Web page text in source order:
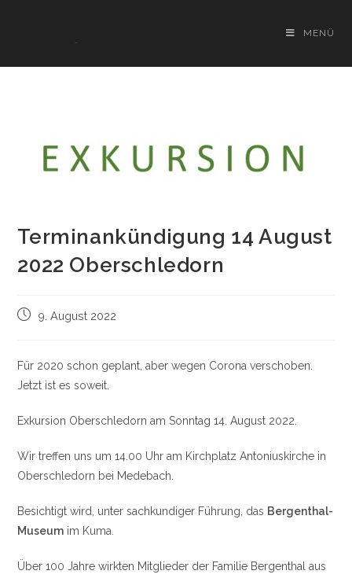
MENÜ
Terminankündigung 14 August
2022 Oberschledorn
Beitrag9. August 2022
Für 2020 schon geplant, aber wegen Corona verschoben.
Jetzt ist es soweit.
Exkursion Oberschledorn am Sonntag 14. August 2022.
Wir treffen uns um 14.00 Uhr am Kirchplatz Antoniuskirche in
Oberschledorn bei Medebach.
Besichtigt wird, unter sachkundiger Führung, das Bergenthal-
Museum im Kuma.
Über 100 Jahre wirkten Mitglieder der Familie Bergenthal aus